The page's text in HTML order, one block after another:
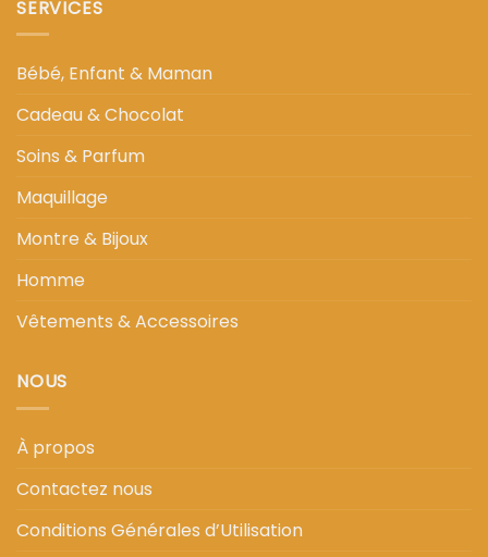
SERVICES
Bébé, Enfant & Maman
Cadeau & Chocolat
Soins & Parfum
Maquillage
Montre & Bijoux
Homme
Vêtements & Accessoires
NOUS
À propos
Contactez nous
Conditions Générales d’Utilisation